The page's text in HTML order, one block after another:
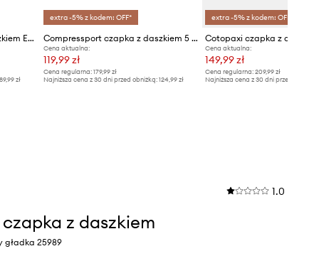
Compressport czapka z daszkiem EAT MY DUST!
zł
extra -5% z kodem: OFF*
Compressport czapka z daszkiem 5 Panel Light
Cena aktualna:
119,99 zł
Cena regularna:179,99 zł
Najniższa cena z 30 dni przed obniżką:124,99 zł
extra -5% z kodem: OFF*
Cena aktualna:
149,99 zł
Cena regularna: 209,99 zł
Najniższa cena z 30 dni przed obniżką:
1.0
czapka z daszkiem
gładka 25989